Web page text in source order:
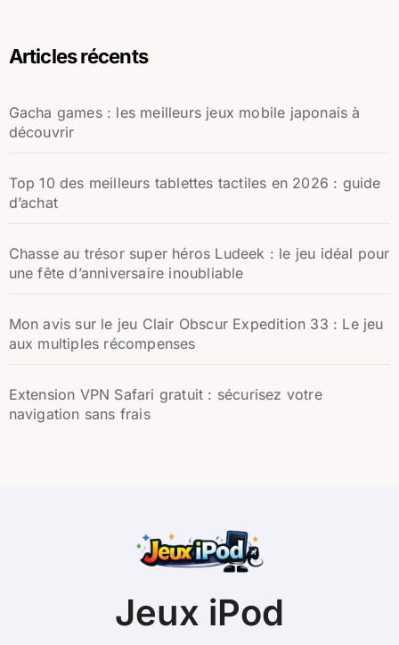
Articles récents
Gacha games : les meilleurs jeux mobile japonais à
découvrir
Top 10 des meilleurs tablettes tactiles en 2026 : guide
d’achat
Chasse au trésor super héros Ludeek : le jeu idéal pour
une fête d’anniversaire inoubliable
Mon avis sur le jeu Clair Obscur Expedition 33 : Le jeu
aux multiples récompenses
Extension VPN Safari gratuit : sécurisez votre
navigation sans frais
Jeux iPod